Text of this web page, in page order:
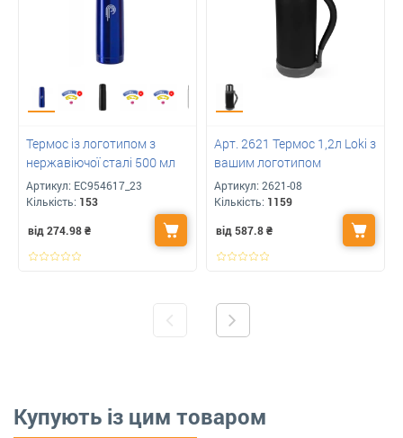
Термос із логотипом з
нержавіючої сталі 500 мл
Артикул: ЕС954617_23
Кількість: 153
від 274.98₴
Арт. 2621 Термос 1,2л Loki з
вашим логотипом
Артикул: 2621-08
Кількість: 1159
від 587.8₴
Купують із цим товаром